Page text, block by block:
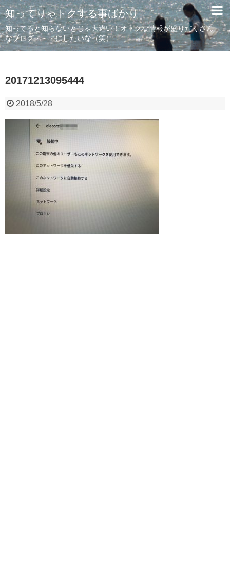
知ってりゃトクする事ばかり
知ってると知らないとじゃ大違い！オトクな情報が盛りだくさん
なブログ・・・にしたいな（笑）
20171213095444
2018/5/28